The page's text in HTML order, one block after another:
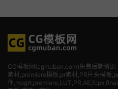
CG模板网(cgmuban.com)免费后期资
素材 ,premiere模板,pr素材,PR片头模板
件